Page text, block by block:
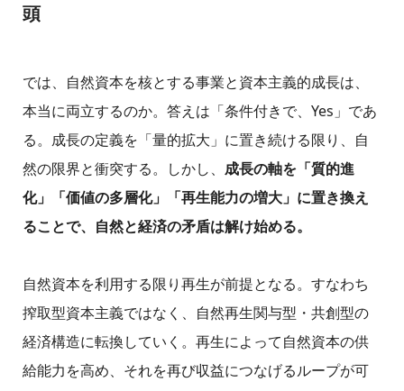
頭
では、自然資本を核とする事業と資本主義的成長は、
本当に両立するのか。答えは「条件付きで、Yes」であ
る。成長の定義を「量的拡大」に置き続ける限り、自
然の限界と衝突する。しかし、 成長の軸を「質的進
化」「価値の多層化」「再生能力の増大」に置き換え
ることで、自然と経済の矛盾は解け始める。
自然資本を利用する限り再生が前提となる。すなわち
搾取型資本主義ではなく、自然再生関与型・共創型の
経済構造に転換していく。再生によって自然資本の供
給能力を高め、それを再び収益につなげるループが可